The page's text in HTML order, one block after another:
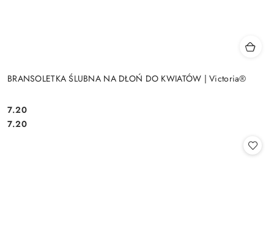
BRANSOLETKA ŚLUBNA NA DŁOŃ DO KWIATÓW | Victoria®
Cena:
7.20
Cena:
7.20